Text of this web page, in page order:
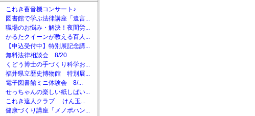
これき蓄音機コンサート♪
図書館で学ぶ法律講座「遺言...
職場のお悩み・解決！夜間労...
かるたクイーンが教える百人...
【申込受付中】特別展記念講...
無料法律相談会 8/20
くどう博士の手づくり科学お...
福井県立歴史博物館 特別展...
電子図書館ミニ体験会 8/...
せっちゃんの楽しい紙しばい...
これき達人クラブ けん玉...
健康づくり講座「メノポハン...